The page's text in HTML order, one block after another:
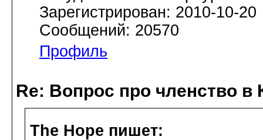
Зарегистрирован: 2010-10-20
Сообщений: 20570
Профиль
Re: Вопрос про членство в
The Hope пишет: